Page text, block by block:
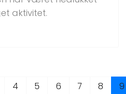
aktivitet.
4 5 6 7 8 9